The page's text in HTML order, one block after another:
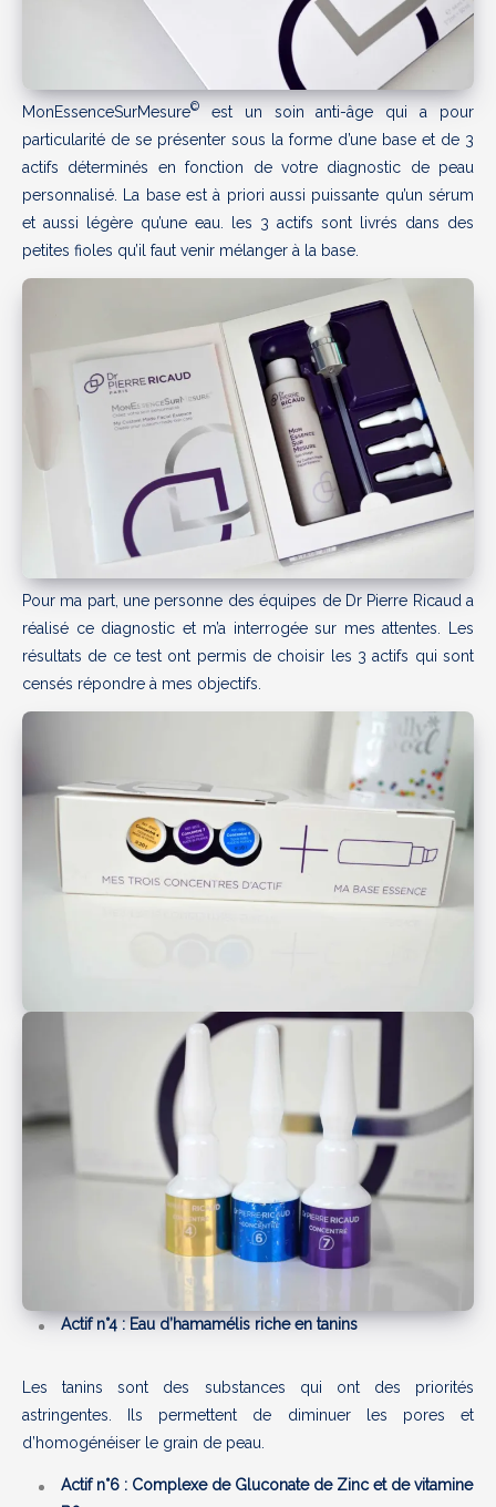
MonEssenceSurMesure©
est un soin anti-âge qui a pour
particularité de se présenter sous la forme d’une base et de 3
actifs déterminés en fonction de votre diagnostic de peau
personnalisé. La base est à priori aussi puissante qu’un sérum
et aussi légère qu’une eau. les 3 actifs sont livrés dans des
petites fioles qu’il faut venir mélanger à la base.
Pour ma part, une personne des équipes de Dr Pierre Ricaud a
réalisé ce diagnostic et m’a interrogée sur mes attentes. Les
résultats de ce test ont permis de choisir les 3 actifs qui sont
censés répondre à mes objectifs.
Actif n°4 : Eau d’hamamélis riche en tanins
Les tanins sont des substances qui ont des priorités
astringentes. Ils permettent de diminuer les pores et
d’homogénéiser le grain de peau.
Actif n°6 : Complexe de Gluconate de Zinc et de vitamine